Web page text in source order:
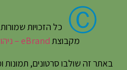
Ⓒ כל הזכויות
מקבוצתeBrand – ניהול מוניטין באינטרנט
באתר זה שולבו סרטונים,